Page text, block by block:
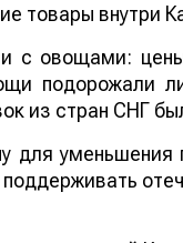
товары внутри
с овощами:
подорожали
из стран СНГ
для уменьшения